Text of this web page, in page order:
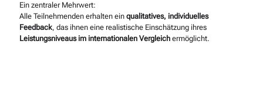
Ein zentraler Mehrwert:
Alle Teilnehmenden erhalten ein qualitatives, individuelles
Feedback, das ihnen eine realistische Einschätzung ihres
Leistungsniveaus im internationalen Vergleich ermöglicht.